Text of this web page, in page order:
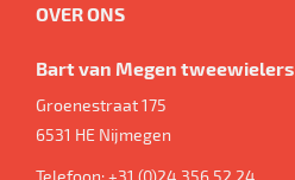
OVER ONS
Bart van Megen tweewielers
Groenestraat 175
6531 HE Nijmegen
Telefoon:+31 (0)24 356 52 24